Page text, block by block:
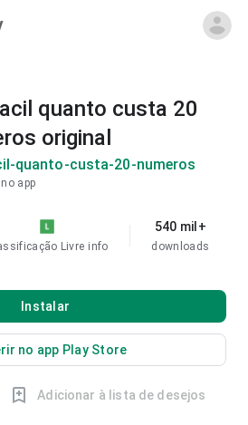
quanto custa 20
original
quanto-custa-20-numeros
app
Livre info
540 mil+
downloads
Instalar
no app Play Store
Adicionar à lista de desejos